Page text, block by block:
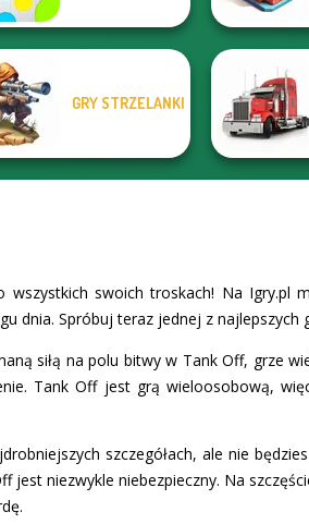
GRY STRZELANKI
swoich troskach! Na Igry.pl
dnia. Spróbuj teraz jednej z najlepszych
siłą na polu bitwy w Tank Off, grze
Tank Off jest grą wieloosobową,
szczegółach, ale nie
jest niezwykle niebezpieczny. Na